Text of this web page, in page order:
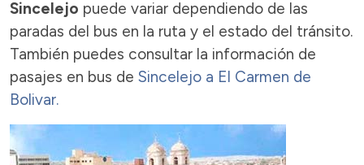
Sincelejo puede variar dependiendo de las
paradas del bus en la ruta y el estado del tránsito.
También puedes consultar la información de
pasajes en bus de Sincelejo a El Carmen de
Bolivar.